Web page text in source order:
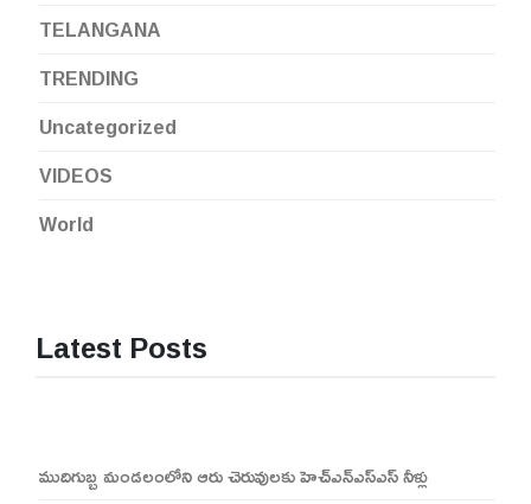
TELANGANA
TRENDING
Uncategorized
VIDEOS
World
Latest Posts
ముదిగుబ్బ మండలంలోని ఆరు చెరువులకు హెచ్ఎన్ఎస్ఎస్ నీళ్లు